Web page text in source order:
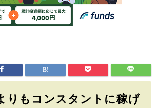
りもコンスタントに稼げ